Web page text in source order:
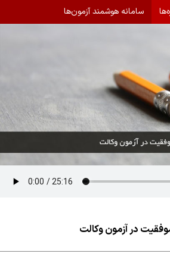
سامانه هوشمند آزمون‌ها
در آزمون وکالت